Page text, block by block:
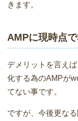
きます。
AMPに現時点
デメリットを言え
化する為のAMPが
てない事です。
ですが、今後更な